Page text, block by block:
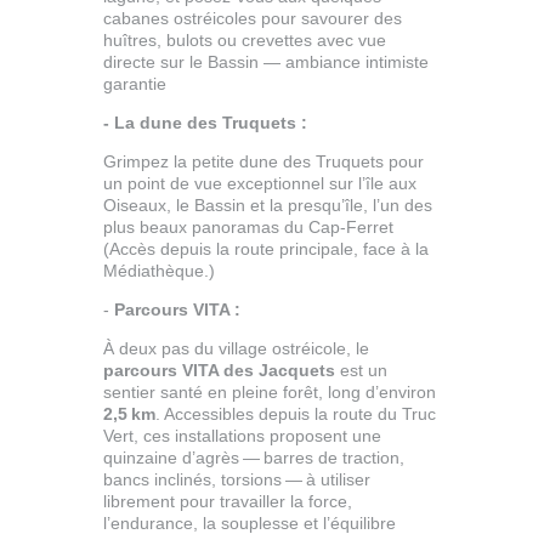
cabanes ostréicoles pour savourer des
huîtres, bulots ou crevettes avec vue
directe sur le Bassin — ambiance intimiste
garantie
- La dune des Truquets :
Grimpez la petite dune des Truquets pour
un point de vue exceptionnel sur l’île aux
Oiseaux, le Bassin et la presqu’île, l’un des
plus beaux panoramas du Cap‑Ferret
(Accès depuis la route principale, face à la
Médiathèque.)
- Parcours VITA :
À deux pas du village ostréicole, le
parcours VITA des Jacquets est un
sentier santé en pleine forêt, long d’environ
2,5 km . Accessibles depuis la route du Truc
Vert, ces installations proposent une
quinzaine d’agrès — barres de traction,
bancs inclinés, torsions — à utiliser
librement pour travailler la force,
l’endurance, la souplesse et l’équilibre